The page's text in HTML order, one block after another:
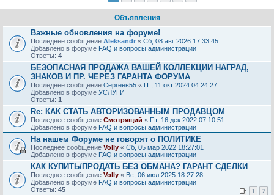
Объявления
Важные обновления на форуме!
Последнее сообщение Aleksandr « Сб, 08 авг 2026 17:33:45
Добавлено в форуме FAQ и вопросы администрации
Ответы: 4
БЕЗОПАСНАЯ ПРОДАЖА ВАШЕЙ КОЛЛЕКЦИИ НАГРАД,
ЗНАКОВ И ПР. ЧЕРЕЗ ГАРАНТА ФОРУМА
Последнее сообщение Сергеев55 « Пт, 11 окт 2024 04:24:27
Добавлено в форуме УСЛУГИ
Ответы: 1
Re: КАК СТАТЬ АВТОРИЗОВАННЫМ ПРОДАВЦОМ
Последнее сообщение Смотрящий « Пт, 16 дек 2022 07:10:51
Добавлено в форуме FAQ и вопросы администрации
На нашем Форуме не говорят о ПОЛИТИКЕ
Последнее сообщение Volly « Сб, 05 мар 2022 18:27:01
Добавлено в форуме FAQ и вопросы администрации
КАК КУПИТЬ/ПРОДАТЬ БЕЗ ОБМАНА? ГАРАНТ СДЕЛКИ
Последнее сообщение Volly « Вс, 06 июл 2025 18:27:28
Добавлено в форуме FAQ и вопросы администрации
Ответы: 45 1 2